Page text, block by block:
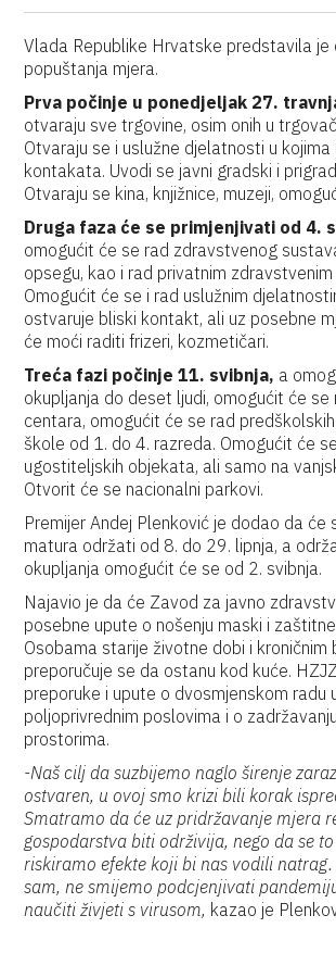
Vlada Republike Hrvatske predstavila je
popuštanja mjera.
Prva počinje u ponedjeljak 27.
otvaraju sve trgovine, osim onih u
Otvaraju se i uslužne djelatnosti u kojima
kontakata. Uvodi se javni gradski i
Otvaraju se kina, knjižnice, muzeji,
Druga faza će se primjenjivati od 4.
omogućit će se rad zdravstvenog
opsegu, kao i rad privatnim
Omogućit će se i rad uslužnim
ostvaruje bliski kontakt, ali uz posebne
će moći raditi frizeri, kozmetičari.
Treća fazi počinje 11. svibnja, a
okupljanja do deset ljudi, omogućit će se
centara, omogućit će se rad
škole od 1. do 4. razreda. Omogućit će
ugostiteljskih objekata, ali samo na
Otvorit će se nacionalni parkovi.
Premijer Andej Plenković je dodao da će
matura održati od 8. do 29. lipnja, a
okupljanja omogućit će se od 2. svibnja.
Najavio je da će Zavod za javno
posebne upute o nošenju maski i
Osobama starije životne dobi i kroničnim
preporučuje se da ostanu kod kuće.
preporuke i upute o dvosmjenskom radu
poljoprivrednim poslovima i o
prostorima.
-Naš cilj da suzbijemo naglo širenje
ostvaren, u ovoj smo krizi bili korak
Smatramo da će uz pridržavanje mjera
gospodarstva biti održivija, nego da se
riskiramo efekte koji bi nas vodili natrag.
sam, ne smijemo podcjenjivati
naučiti živjeti s virusom, kazao je